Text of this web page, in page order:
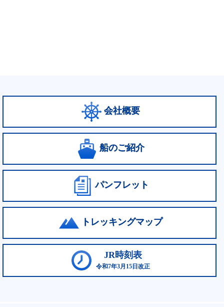
会社概要
船のご紹介
パンフレット
トレッキングマップ
JR時刻表
令和7年3月15日改正